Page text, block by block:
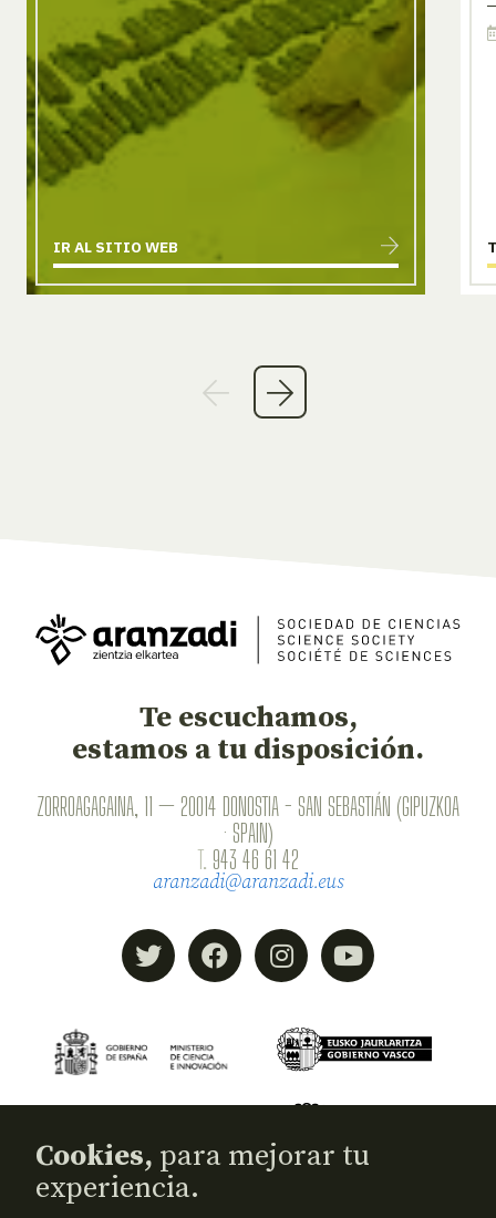
IR AL SITIO WEB
Te escuchamos,
estamos a tu disposición.
ZORROAGAGAINA, 11 — 20014 DONOSTIA - SAN SEBASTIÁN (GIPUZKOA
· SPAIN)
T. 943 46 61 42
aranzadi@aranzadi.eus
Cookies, para mejorar tu
experiencia.